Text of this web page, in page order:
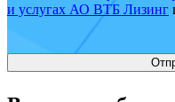
и услугах АО ВТБ Лизинг